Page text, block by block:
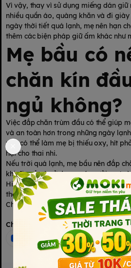
Vì vậy, thay vì sử dụng miếng dán giữ
nhiều quần áo, quàng khăn và đi
ngày thời tiết quá lạnh, mẹ nên hạn
thêm các biện pháp giữ ấm khác như
Mẹ bầu có
chăn kín
ngủ không?
Việc đắp chăn trùm đầu có thể giúp
và an toàn hơn trong những ngày
này có thể làm mẹ bị thiếu oxy, hít
hại cho thai nhi.
Nếu trời quá lạnh, mẹ bầu nên đắp
khi đi ngủ và sử dụng máy sưởi an
Hi vọng những chia sẻ trên giúp các
thêm nhiều kiến thức bổ ích cho hành
Chúc các mẹ có một thai kì mạnh khỏe
Chia sẻ